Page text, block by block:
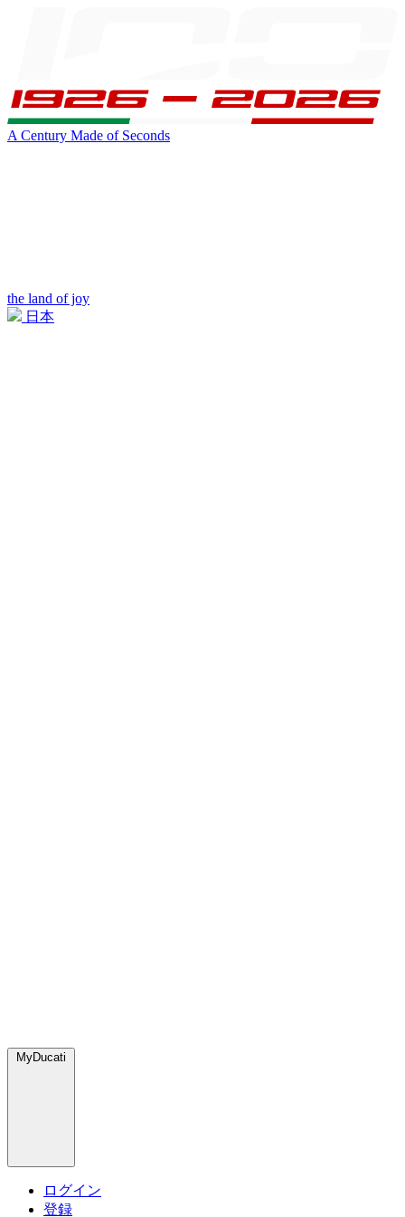
A Century Made of Seconds
the land of joy
日本
MyDucati
ログイン
登録